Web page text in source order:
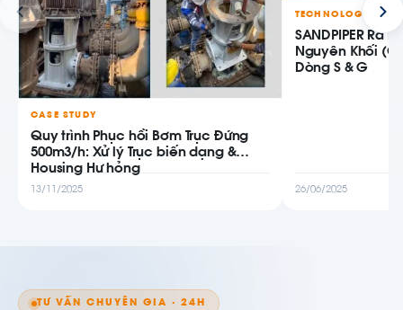
CASE STUDY
Quy trình Phục hồi Bơm Trục Đứng
500m3/h: Xử lý Trục biến dạng &
Housing Hư hỏng
13/11/2025
TECHNOLOGY
SANDPIPER Ra
Nguyên Khối
Dòng S & G
26/06/2025
TƯ VẤN CHUYÊN GIA · 24H